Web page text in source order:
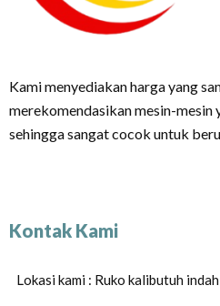
Kami menyediakan harga yang
merekomendasikan mesin-
sehingga sangat cocok untuk
Kontak Kami
Lokasi kami : Ruko kalibutuh